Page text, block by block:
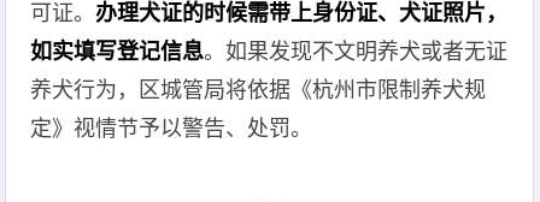
可证。办理犬证的时候需带上身份证、犬证照片，
如实填写登记信息。如果发现不文明养犬或者无证
养犬行为，区城管局将依据《杭州市限制养犬规
定》视情节予以警告、处罚。